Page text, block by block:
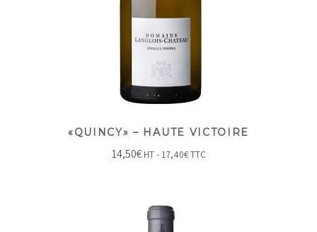
«QUINCY» – HAUTE VICTOIRE
14,50€ HT - 17,40€TTC